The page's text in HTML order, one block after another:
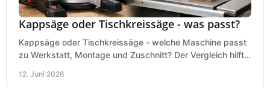
Kappsäge oder Tischkreissäge - was passt?
Kappsäge oder Tischkreissäge - welche Maschine passt
zu Werkstatt, Montage und Zuschnitt? Der Vergleich hilft
12. Juni 2026